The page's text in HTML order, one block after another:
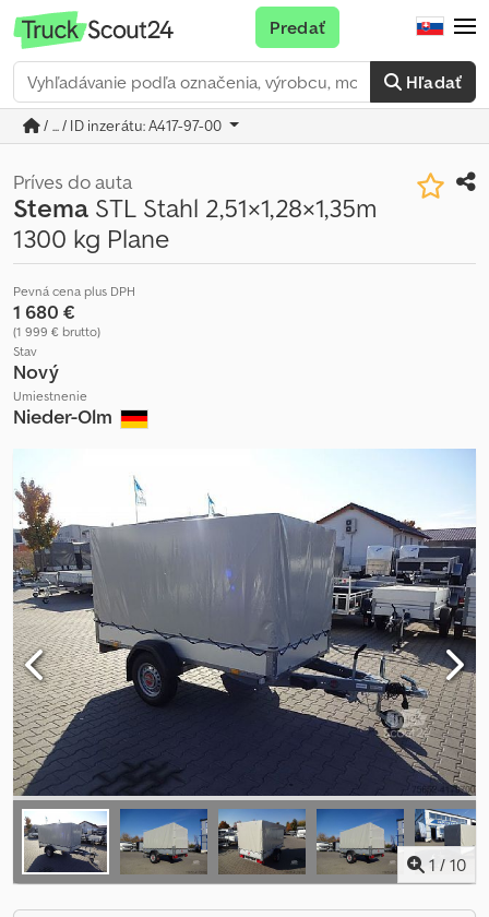
Hľadať
Predať
/ ... / ID inzerátu: A417-97-00
Príves do auta
Stema STL Stahl 2,51×1,28×1,35m
1300 kg Plane
Pevná cena plus DPH
1 680 €
(1 999 € brutto)
Stav
Nový
Umiestnenie
Nieder-Olm
1 / 10